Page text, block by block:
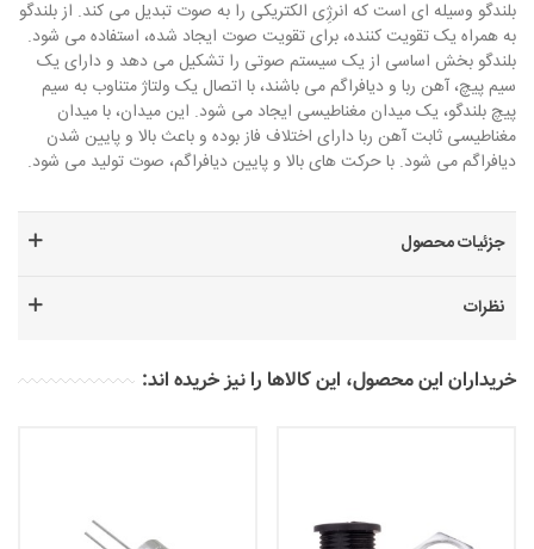
بلندگو وسیله ای است که انرژِی الکتریکی را به صوت تبدیل می کند. از بلندگو
به همراه یک تقویت کننده، برای تقویت صوت ایجاد شده، استفاده می شود.
بلندگو بخش اساسی از یک سیستم صوتی را تشکیل می دهد و دارای یک
سیم پیچ، آهن ربا و دیافراگم می باشند، با اتصال یک ولتاژ متناوب به سیم
پیچ بلندگو، یک میدان مغناطیسی ایجاد می شود. این میدان، با میدان
مغناطیسی ثابت آهن ربا دارای اختلاف فاز بوده و باعث بالا و پایین شدن
دیافراگم می شود. با حرکت های بالا و پایین دیافراگم، صوت تولید می شود.
جزئیات محصول
نظرات
خریداران این محصول، این کالاها را نیز خریده اند: